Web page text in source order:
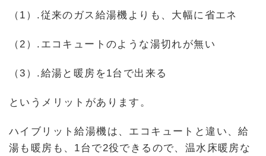
（1）.従来のガス給湯機よりも、大幅に省エネ
（2）.エコキュートのような湯切れが無い
（3）.給湯と暖房を1台で出来る
というメリットがあります。
ハイブリット給湯機は、エコキュートと違い、給
湯も暖房も、1台で2役できるので、温水床暖房な